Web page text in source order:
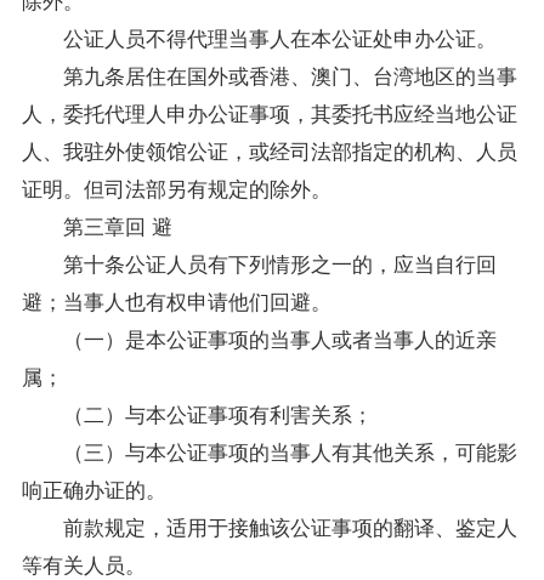
公证人员不得代理当事人在本公证处申办公证。
第九条居住在国外或香港、澳门、台湾地区的当事
人，委托代理人申办公证事项，其委托书应经当地公证
人、我驻外使领馆公证，或经司法部指定的机构、人员
证明。但司法部另有规定的除外。
第三章回 避
第十条公证人员有下列情形之一的，应当自行回
避；当事人也有权申请他们回避。
（一）是本公证事项的当事人或者当事人的近亲
属；
（二）与本公证事项有利害关系；
（三）与本公证事项的当事人有其他关系，可能影
响正确办证的。
前款规定，适用于接触该公证事项的翻译、鉴定人
等有关人员。